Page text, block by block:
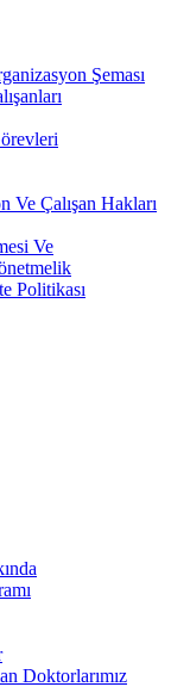
Şeması
Ve Çalışan Hakları
Ve
Politikası
Doktorlarımız